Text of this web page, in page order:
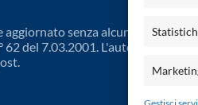
senza alcuna
del 7.03.2001. L'autore non è